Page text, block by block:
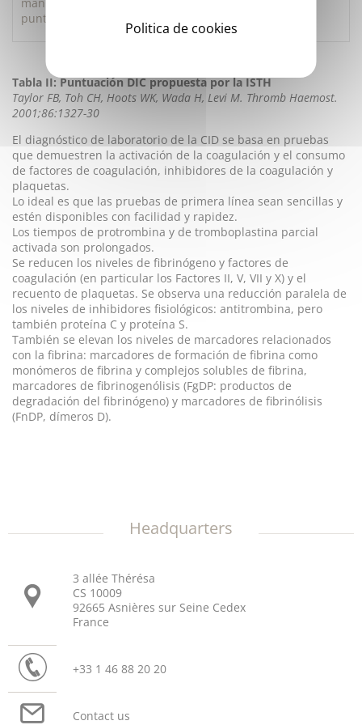
puntuación durante los 1 ó 2 días siguientes.
Tabla II: Puntuación DIC propuesta por la ISTH
Taylor FB, Toh CH, Hoots WK, Wada H, Levi M. Thromb Haemost.
2001;86:1327-30
El diagnóstico de laboratorio de la CID se basa en pruebas
que demuestren la activación de la coagulación y el consumo
de factores de coagulación, inhibidores de la coagulación y
plaquetas.
Lo ideal es que las pruebas de primera línea sean sencillas y
estén disponibles con facilidad y rapidez.
Los tiempos de protrombina y de tromboplastina parcial
activada son prolongados.
Se reducen los niveles de fibrinógeno y factores de
coagulación (en particular los Factores II, V, VII y X) y el
recuento de plaquetas. Se observa una reducción paralela de
los niveles de inhibidores fisiológicos: antitrombina, pero
también proteína C y proteína S.
También se elevan los niveles de marcadores relacionados
con la fibrina: marcadores de formación de fibrina como
monómeros de fibrina y complejos solubles de fibrina,
marcadores de fibrinogenólisis (FgDP: productos de
degradación del fibrinógeno) y marcadores de fibrinólisis
(FnDP, dímeros D).
Headquarters
3 allée Thérésa
CS 10009
92665 Asnières sur Seine Cedex
France
+33 1 46 88 20 20
Contact us
Politica de cookies